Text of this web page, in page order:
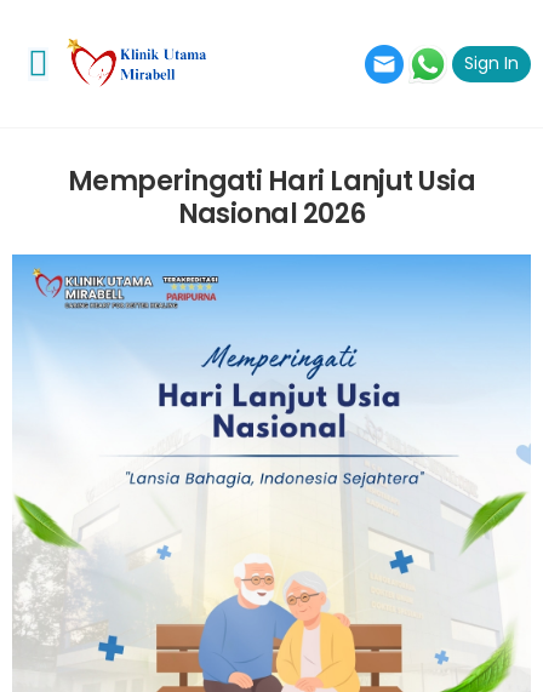
Toggle mobile menu Sign In
Memperingati Hari Lanjut Usia
Nasional 2026